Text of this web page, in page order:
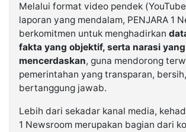
Melalui format video pendek
laporan yang mendalam, PENJARA 1
berkomitmen untuk menghadirkan
fakta yang objektif, serta narasi yang
mencerdaskan, guna mendorong
pemerintahan yang transparan,
bertanggung jawab.
Lebih dari sekadar kanal media,
1 Newsroom merupakan bagian dari